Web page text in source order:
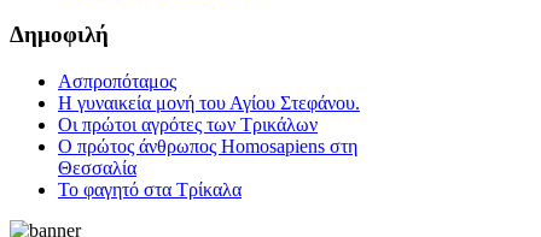
Δημοφιλή
Ασπροπόταμος
Η γυναικεία μονή του Αγίου Στεφάνου.
Οι πρώτοι αγρότες των Τρικάλων
Ο πρώτος άνθρωπος Homosapiens στη
Θεσσαλία
Το φαγητό στα Τρίκαλα